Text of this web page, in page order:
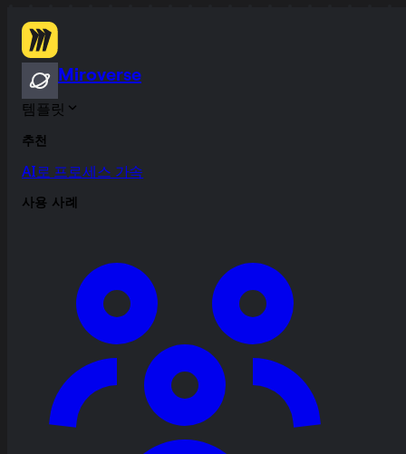
Miroverse
템플릿
추천
AI로 프로세스 가속
사용 사례